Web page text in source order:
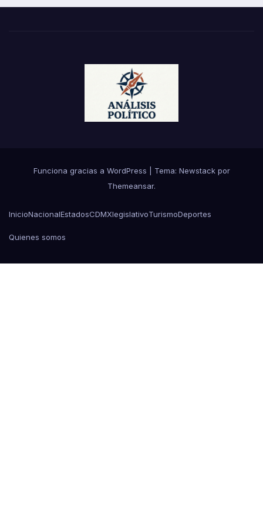
Funciona gracias a WordPress Tema: Newstackpor
Themeansar.
InicioNacionalEstadosCDMXlegislativoTurismoDeportes
Quienes somos